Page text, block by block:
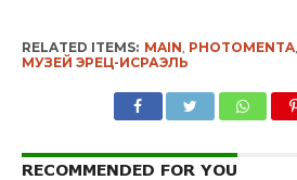
RELATED ITEMS: MAIN PHOTOMENTA,
МУЗЕЙ ЭРЕЦ-ИСРАЭЛЬ
RECOMMENDED FOR YOU